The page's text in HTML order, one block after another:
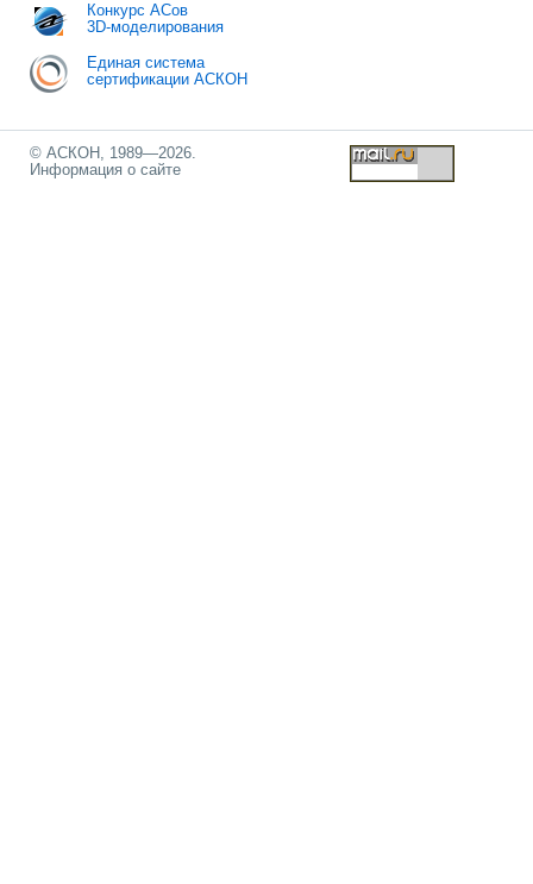
Конкурс АСов
3D-моделирования
Единая система
сертификации АСКОН
© АСКОН, 1989—2026.
Информация о сайте